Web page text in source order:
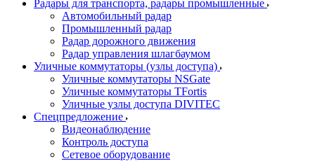
Радары для транспорта, радары промышленные
Автомобильный радар
Промышленный радар
Радар дорожного движения
Радар управления шлагбаумом
Уличные коммутаторы (узлы доступа)
Уличные коммутаторы NSGate
Уличные коммутаторы TFortis
Уличные узлы доступа DIVITEC
Спецпредложение
Видеонаблюдение
Контроль доступа
Сетевое оборудование